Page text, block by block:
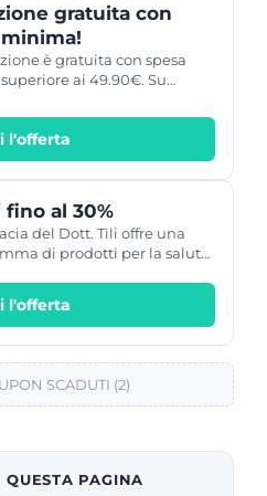
gratuita con
è gratuita con spesa
ai 49.90€. Su
è pari a 4.90€
l'offerta
fino al 30%
del Dott. Tili offre una
di prodotti per la salute
l'offerta
SCADUTI (2)
PAGINA